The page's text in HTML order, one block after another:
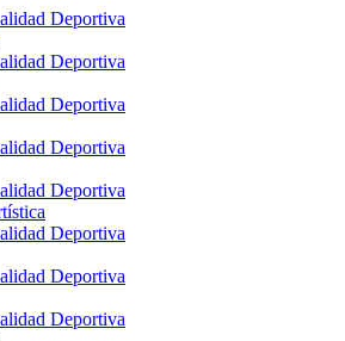
Deportiva
Deportiva
Deportiva
Deportiva
Deportiva
Deportiva
Deportiva
Deportiva